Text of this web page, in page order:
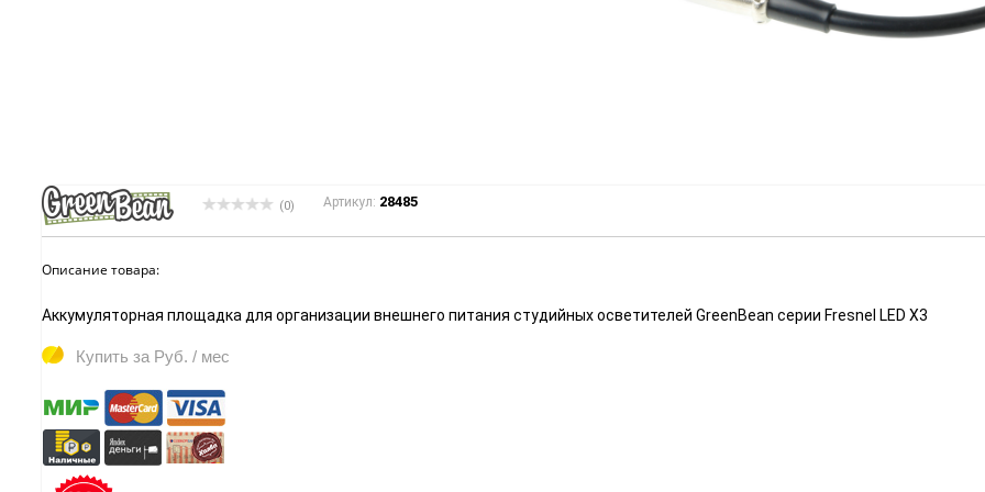
(0) Артикул: 28485
Описание товара:
Аккумуляторная площадка для организации внешнего питания студийных осветителей GreenBean серии Fresnel LED X3
Купить за Руб. / мес